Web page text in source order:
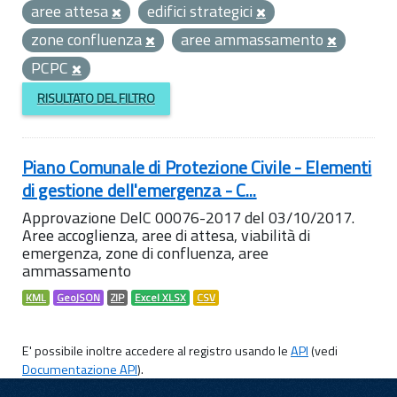
aree attesa
edifici strategici
zone confluenza
aree ammassamento
PCPC
RISULTATO DEL FILTRO
Piano Comunale di Protezione Civile - Elementi
di gestione dell'emergenza - C...
Approvazione DelC 00076-2017 del 03/10/2017.
Aree accoglienza, aree di attesa, viabilità di
emergenza, zone di confluenza, aree
ammassamento
KML GeoJSON ZIP Excel XLSX CSV
E' possibile inoltre accedere al registro usando leAPI(vedi
Documentazione API).